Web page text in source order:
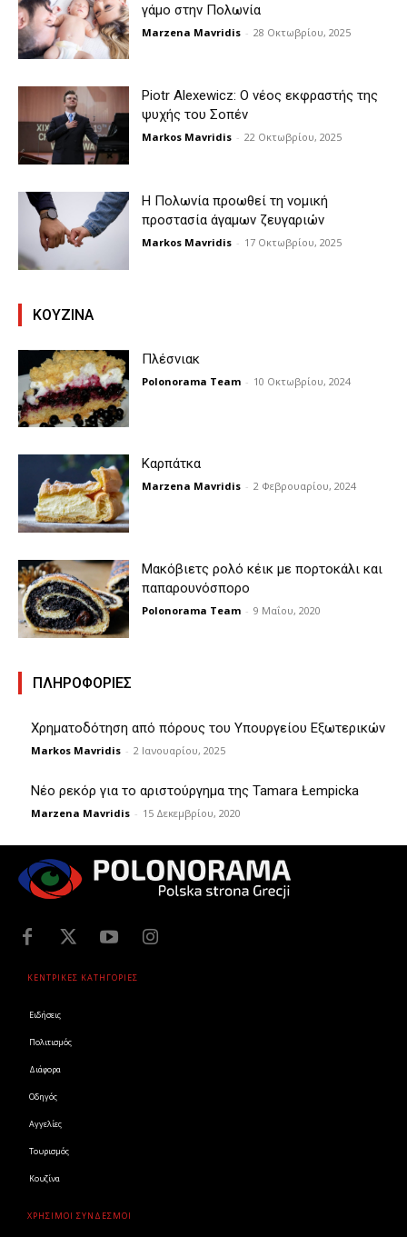
γάμο στην Πολωνία
Marzena Mavridis - 28 Οκτωβρίου, 2025
Piotr Alexewicz: Ο νέος εκφραστής της
ψυχής του Σοπέν
Markos Mavridis - 22 Οκτωβρίου, 2025
Η Πολωνία προωθεί τη νομική
προστασία άγαμων ζευγαριών
Markos Mavridis - 17 Οκτωβρίου, 2025
KOYZINA
Πλέσνιακ
Polonorama Team - 10 Οκτωβρίου, 2024
Καρπάτκα
Marzena Mavridis - 2 Φεβρουαρίου, 2024
Μακόβιετς ρολό κέικ με πορτοκάλι και
παπαρουνόσπορο
Polonorama Team - 9 Μαΐου, 2020
ΠΛΗΡΟΦΟΡΙΕΣ
Χρηματοδότηση από πόρους του Υπουργείου Εξωτερικών
Markos Mavridis - 2 Ιανουαρίου, 2025
Νέο ρεκόρ για το αριστούργημα της Tamara Łempicka
Marzena Mavridis - 15 Δεκεμβρίου, 2020
ΚΕΝΤΡΙΚΕΣ ΚΑΤΗΓΟΡΙΕΣ
Ειδήσεις
Πολιτισμός
Διάφορα
Οδηγός
Αγγελίες
Τουρισμός
Κουζίνα
ΧΡΗΣΙΜΟΙ ΣΥΝΔΕΣΜΟΙ